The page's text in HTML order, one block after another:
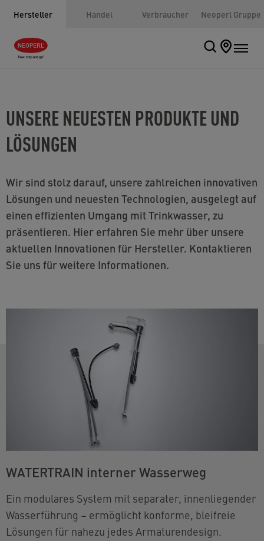
Hersteller Handel Verbraucher Neoperl Gruppe
UNSERE NEUESTEN PRODUKTE UND
LÖSUNGEN
Wir sind stolz darauf, unsere zahlreichen innovativen
Lösungen und neuesten Technologien, ausgelegt auf
einen effizienten Umgang mit Trinkwasser, zu
präsentieren. Hier erfahren Sie mehr über unsere
aktuellen Innovationen für Hersteller. Kontaktieren
Sie uns für weitere Informationen.
WATERTRAIN interner Wasserweg
Ein modulares System mit separater, innenliegender
Wasserführung – ermöglicht konforme, bleifreie
Lösungen für nahezu jedes Armaturendesign.